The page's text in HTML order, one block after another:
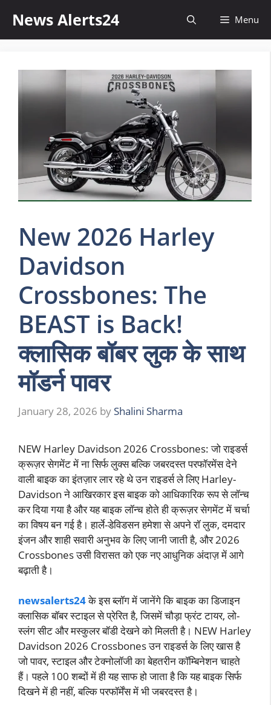
content
News Alerts24 Menu
New 2026 Harley
Davidson
Crossbones: The
BEAST is Back!
क्लासिक बॉबर लुक के साथ
मॉडर्न पावर
January 28, 2026 by Shalini Sharma
NEW Harley Davidson 2026 Crossbones: जो राइडर्स
क्रूज़र सेगमेंट में ना सिर्फ लुक्स बल्कि जबरदस्त परफॉरमेंस देने
वाली बाइक का इंतज़ार लार रहे थे उन राइडर्स ले लिए Harley-
Davidson ने आखिरकार इस बाइक को आधिकारिक रूप से लॉन्च
कर दिया गया है और यह बाइक लॉन्च होते ही क्रूज़र सेगमेंट में चर्चा
का विषय बन गई है। हार्ले-डेविडसन हमेशा से अपने रॉ लुक, दमदार
इंजन और शाही सवारी अनुभव के लिए जानी जाती है, और 2026
Crossbones उसी विरासत को एक नए आधुनिक अंदाज़ में आगे
बढ़ाती है।
newsalerts24के इस ब्लॉग में जानेंगे कि बाइक का डिजाइन
क्लासिक बॉबर स्टाइल से प्रेरित है, जिसमें चौड़ा फ्रंट टायर, लो-
स्लंग सीट और मस्कुलर बॉडी देखने को मिलती है। NEW Harley
Davidson 2026 Crossbones उन राइडर्स के लिए खास है
जो पावर, स्टाइल और टेक्नोलॉजी का बेहतरीन कॉम्बिनेशन चाहते
हैं। पहले 100 शब्दों में ही यह साफ हो जाता है कि यह बाइक सिर्फ
दिखने में ही नहीं, बल्कि परफॉर्मेंस में भी जबरदस्त है।